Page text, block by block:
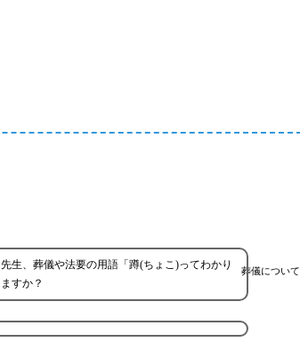
葬儀につい
先生、葬儀や法要の用語「蹲(ちょこ)ってわかり
ますか？